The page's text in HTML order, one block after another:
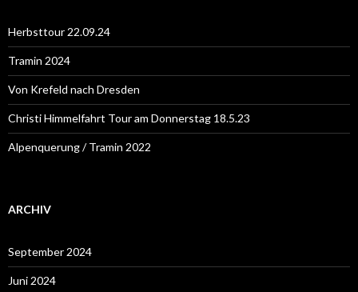
a
c
h
:
Herbsttour 22.09.24
Tramin 2024
Von Krefeld nach Dresden
Christi Himmelfahrt Tour am Donnerstag 18.5.23
Alpenquerung / Tramin 2022
ARCHIV
September 2024
Juni 2024